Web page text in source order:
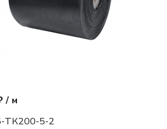
/ м
ТК200-5-2